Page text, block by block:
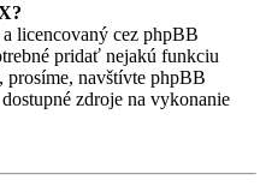
licencovaný cez phpBB
pridať nejakú funkciu
prosíme, navštívte phpBB
zdroje na vykonanie